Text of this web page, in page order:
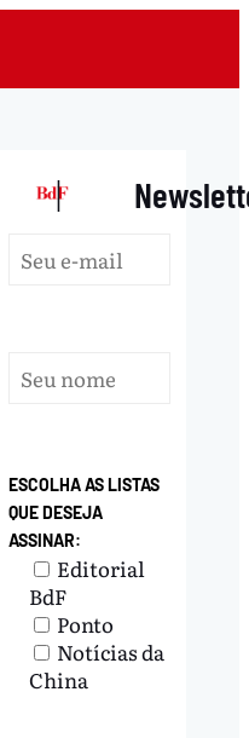
|
ESCOLHA AS LISTAS
QUE DESEJA
ASSINAR:
Editorial
BdF
Ponto
Notícias da
China